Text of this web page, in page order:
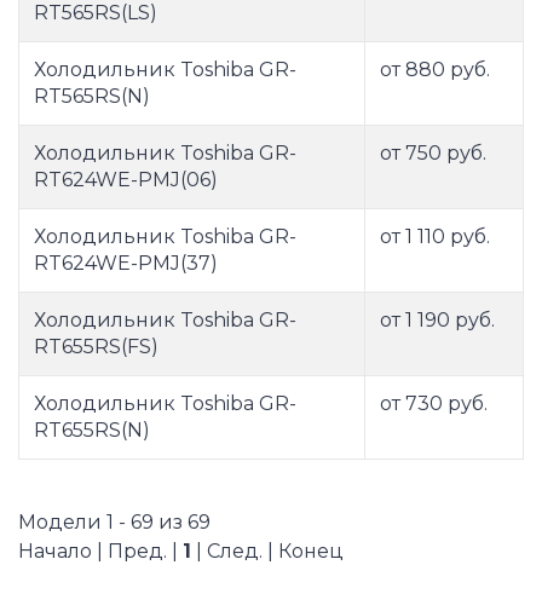
RT565RS(LS)
Холодильник Toshiba GR-
RT565RS(N)
от 880 руб.
Холодильник Toshiba GR-
RT624WE-PMJ(06)
от 750 руб.
Холодильник Toshiba GR-
RT624WE-PMJ(37)
от 1 110 руб.
Холодильник Toshiba GR-
RT655RS(FS)
от 1 190 руб.
Холодильник Toshiba GR-
RT655RS(N)
от 730 руб.
Модели 1 - 69 из 69
Начало | Пред. | 1 | След. | Конец